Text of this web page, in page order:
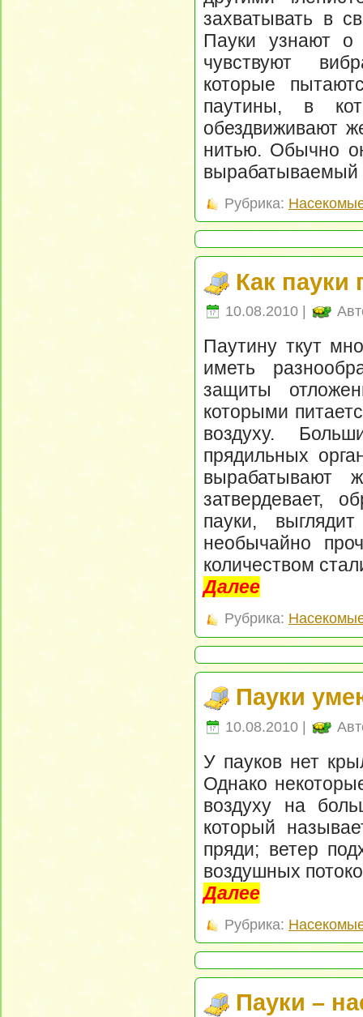
захватывать в
Пауки узнают о
чувствуют
которые
паутины, в
обездвиживают
нитью. Обычно
Рубрика:
Как пауки
10.08.2010 |
Паутину ткут
иметь
защиты
которыми
воздуху.
прядильных
вырабатывают
затвердевает,
пауки,
необычайно
количеством
Далее
Рубрика:
Пауки
10.08.2010 |
У пауков нет
Однако
воздуху на
который
пряди; ветер
воздушных
Далее
Рубрика:
Пауки –